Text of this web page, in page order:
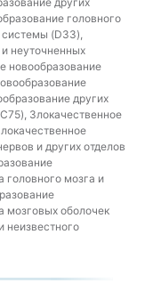
головного
системы (D33),
неуточненных
новообразование
других
Злокачественное
и других отделов
головного мозга и
мозговых оболочек
неизвестного